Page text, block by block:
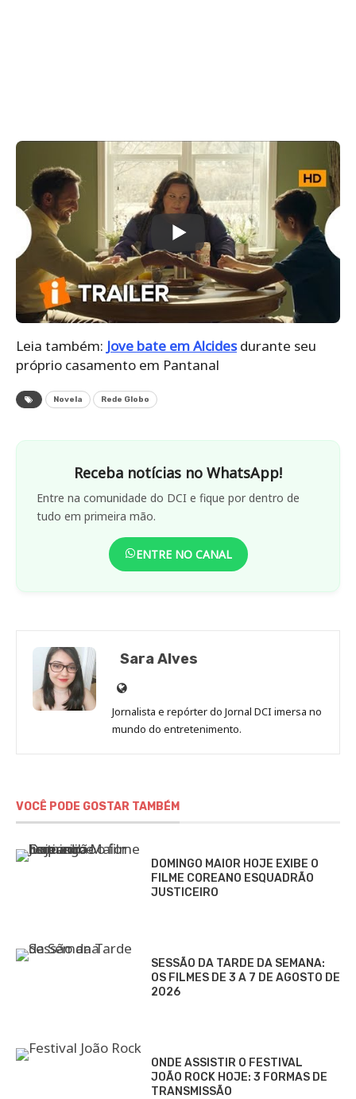
Leia também: Jove bate em Alcidesdurante seu
próprio casamento em Pantanal
Novela Rede Globo
Receba notícias no WhatsApp!
Entre na comunidade do DCI e fique por dentro de
tudo em primeira mão.
ENTRE NO CANAL
Sara Alves
Site
de
Sara
Jornalista e repórter do Jornal DCI imersa no
mundo do entretenimento.
VOCÊ PODE GOSTAR TAMBÉM
DOMINGO MAIOR HOJE EXIBE O
FILME COREANO ESQUADRÃO
JUSTICEIRO
SESSÃO DA TARDE DA SEMANA:
OS FILMES DE 3 A 7 DE AGOSTO DE
2026
ONDE ASSISTIR O FESTIVAL
JOÃO ROCK HOJE: 3 FORMAS DE
TRANSMISSÃO